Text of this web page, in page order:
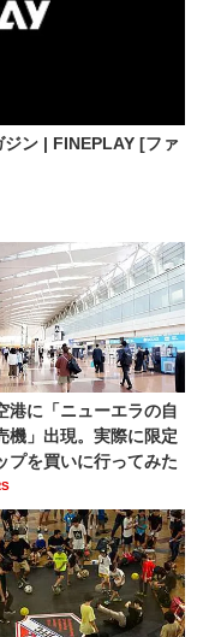
ジン | FINEPLAY [ファ
港に「ニューエラの自
機」出現。実際に限定
プを買いに行ってみた